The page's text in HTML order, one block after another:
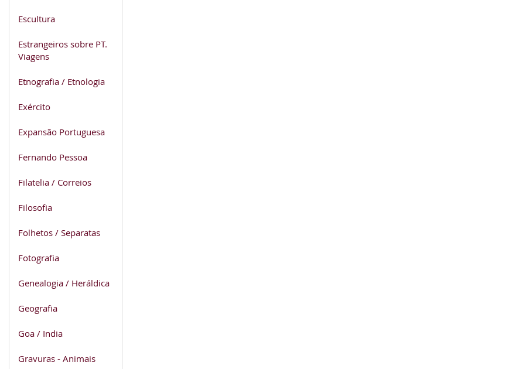
Escultura
Estrangeiros sobre PT.
Viagens
Etnografia / Etnologia
Exército
Expansão Portuguesa
Fernando Pessoa
Filatelia / Correios
Filosofia
Folhetos / Separatas
Fotografia
Genealogia / Heráldica
Geografia
Goa / India
Gravuras - Animais